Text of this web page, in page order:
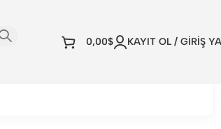
0,00$ KAYIT OL / GİRİŞ